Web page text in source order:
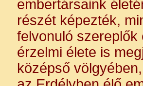
embertársaink
részét képezték,
felvonuló
érzelmi élete is
középső